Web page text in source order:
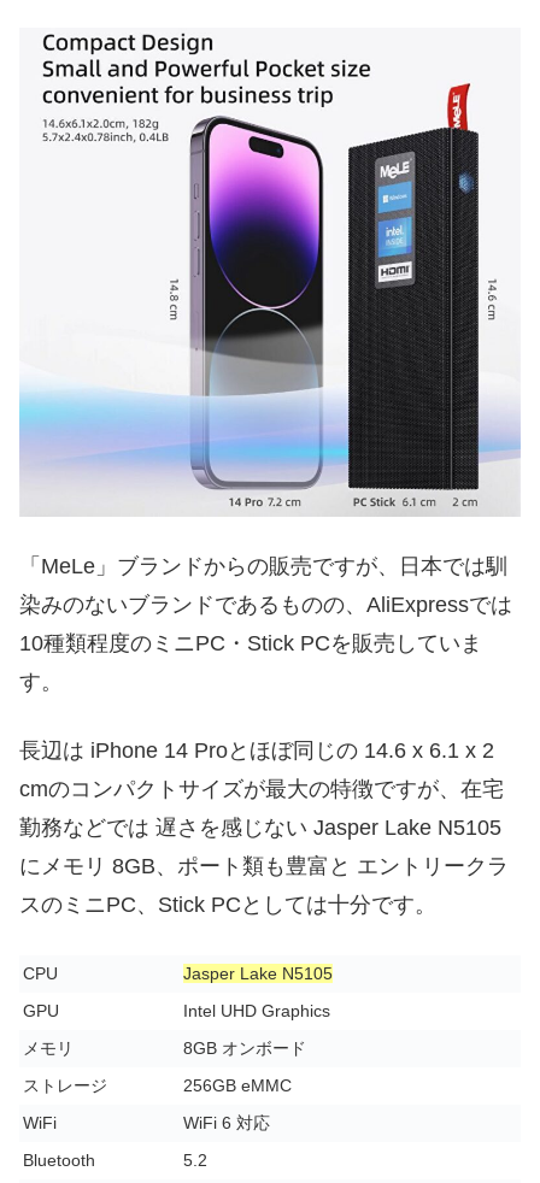
「MeLe」ブランドからの販売ですが、日本では馴
染みのないブランドであるものの、AliExpressでは
10種類程度のミニPC・Stick PCを販売していま
す。
長辺は iPhone 14 Proとほぼ同じの 14.6 x 6.1 x 2
cmのコンパクトサイズが最大の特徴ですが、在宅
勤務などでは 遅さを感じない Jasper Lake N5105
にメモリ 8GB、ポート類も豊富と エントリークラ
スのミニPC、Stick PCとしては十分です。
CPU
Jasper Lake N5105
GPU
Intel UHD Graphics
メモリ
8GB オンボード
ストレージ
256GB eMMC
WiFi
WiFi 6 対応
Bluetooth
5.2